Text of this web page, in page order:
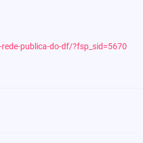
publica-do-df/?fsp_sid=5670